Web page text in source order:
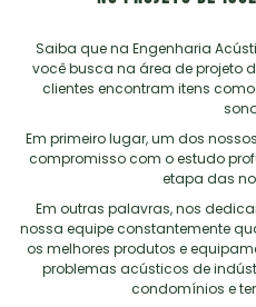
Saiba que na Engenharia
você busca na área deprojeto
clientes encontram itens
Em primeiro lugar, um dos
compromisso com o estudo
etapa das
Em outras palavras, nos
nossa equipe constantemente
os melhores produtos e
problemas acústicos de
condomínios e